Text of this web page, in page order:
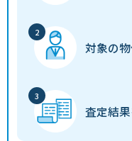
対象の
査定結